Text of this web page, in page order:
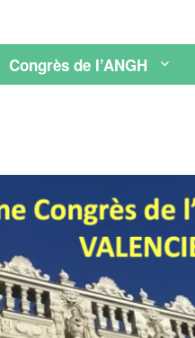
Congrès de l’ANGH